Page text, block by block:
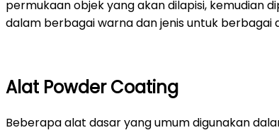
permukaan objek yang akan dilapisi, kemudian
dalam berbagai warna dan jenis untuk
Alat Powder Coating
Beberapa alat dasar yang umum digunakan